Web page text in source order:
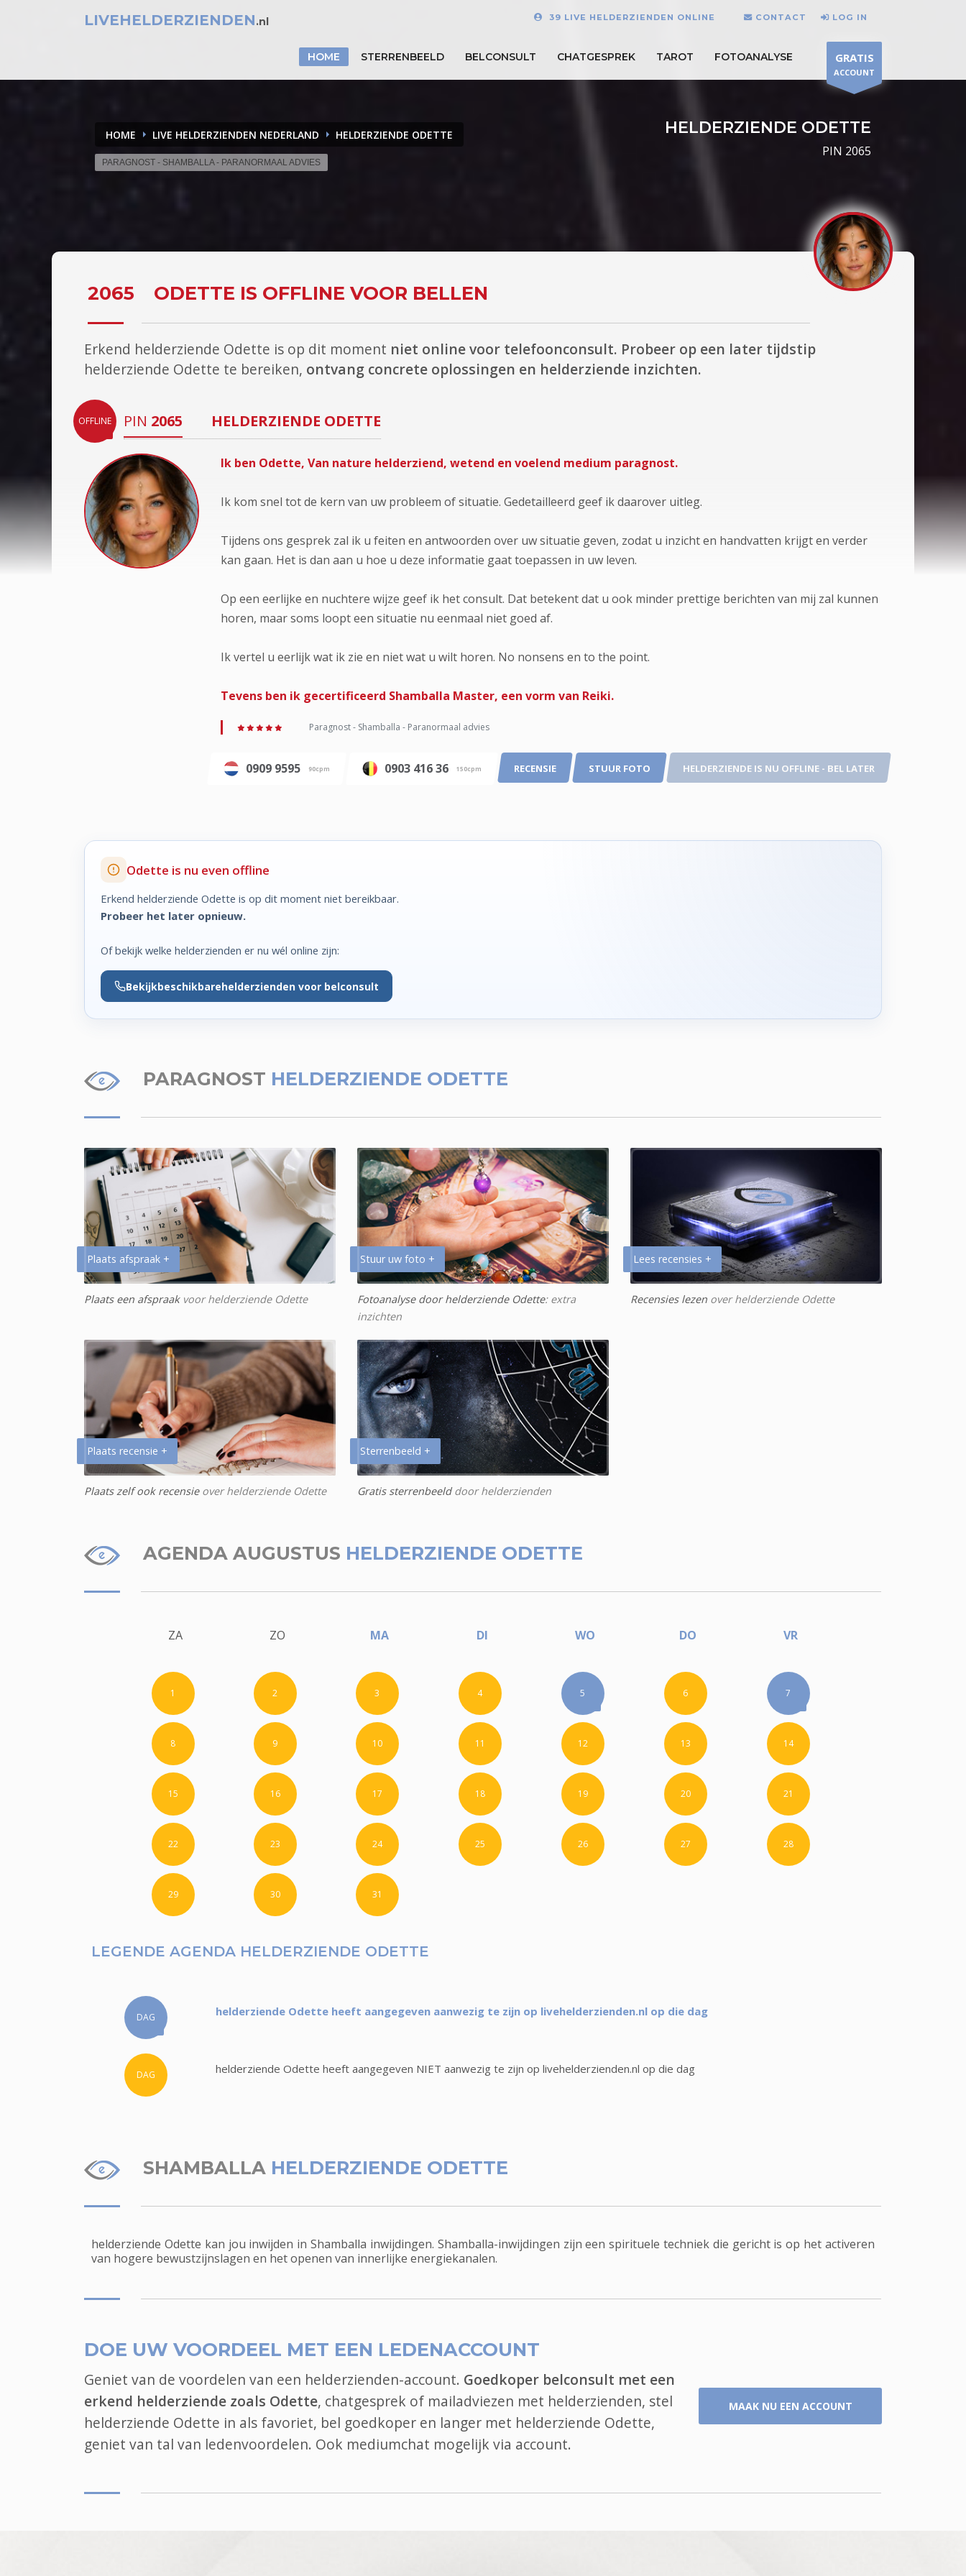
LIVEHELDERZIENDEN.nl 39 LIVE HELDERZIENDEN ONLINE CONTACT LOG IN
HOME STERRENBEELD BELCONSULT CHATGESPREK TAROT FOTOANALYSE GRATIS
ACCOUNT
HOME LIVE HELDERZIENDEN NEDERLAND HELDERZIENDE ODETTE
PARAGNOST - SHAMBALLA - PARANORMAAL ADVIES
HELDERZIENDE ODETTE
PIN 2065
2065 ODETTE IS OFFLINE VOOR BELLEN
Erkend helderziende Odette is op dit moment niet online voor telefoonconsult. Probeer op een later tijdstip
helderziende Odette te bereiken, ontvang concrete oplossingen en helderziende inzichten.
OFFLINE PIN 2065 HELDERZIENDE ODETTE
Ik ben Odette, Van nature helderziend, wetend en voelend medium paragnost.
Ik kom snel tot de kern van uw probleem of situatie. Gedetailleerd geef ik daarover uitleg.
Tijdens ons gesprek zal ik u feiten en antwoorden over uw situatie geven, zodat u inzicht en handvatten krijgt en verder
kan gaan. Het is dan aan u hoe u deze informatie gaat toepassen in uw leven.
Op een eerlijke en nuchtere wijze geef ik het consult. Dat betekent dat u ook minder prettige berichten van mij zal kunnen
horen, maar soms loopt een situatie nu eenmaal niet goed af.
Ik vertel u eerlijk wat ik zie en niet wat u wilt horen. No nonsens en to the point.
Tevens ben ik gecertificeerd Shamballa Master, een vorm van Reiki.
Paragnost - Shamballa - Paranormaal advies
0909 9595 90cpm 0903 416 36 150cpm RECENSIE STUUR FOTO HELDERZIENDE IS NU OFFLINE - BEL LATER
Odette is nu even offline
Erkend helderziende Odette is op dit moment niet bereikbaar.
Probeer het later opnieuw.
Of bekijk welke helderzienden er nu wél online zijn:
Bekijkbeschikbarehelderzienden voor belconsult
PARAGNOST HELDERZIENDE ODETTE
Plaats afspraak +
Plaats een afspraakvoor helderziende Odette
Stuur uw foto +
Fotoanalyse door helderziende Odette: extra
inzichten
Lees recensies +
Recensies lezen over helderziende Odette
Plaats recensie +
Plaats zelf ook recensieover helderziende Odette
Sterrenbeeld +
Gratis sterrenbeelddoor helderzienden
AGENDA AUGUSTUS HELDERZIENDE ODETTE
ZA ZO MA DI WO DO VR
1 2 3 4 5 6 7
8 9 10 11 12 13 14
15 16 17 18 19 20 21
22 23 24 25 26 27 28
29 30 31
LEGENDE AGENDA HELDERZIENDE ODETTE
DAG helderziende Odette heeft aangegeven aanwezig te zijn op livehelderzienden.nl op die dag
DAG helderziende Odette heeft aangegeven NIET aanwezig te zijn op livehelderzienden.nl op die dag
SHAMBALLA HELDERZIENDE ODETTE
helderziende Odette kan jou inwijden in Shamballa inwijdingen. Shamballa-inwijdingen zijn een spirituele techniek die gericht is op het activeren
van hogere bewustzijnslagen en het openen van innerlijke energiekanalen.
DOE UW VOORDEEL MET EEN LEDENACCOUNT
Geniet van de voordelen van een helderzienden-account. Goedkoper belconsult met een
erkend helderziende zoals Odette, chatgesprek of mailadviezen met helderzienden, stel
helderziende Odette in als favoriet, bel goedkoper en langer met helderziende Odette,
geniet van tal van ledenvoordelen. Ook mediumchat mogelijk via account.
MAAK NU EEN ACCOUNT